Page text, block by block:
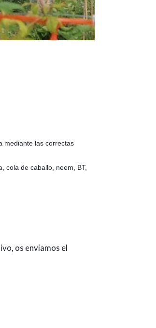
mediante las correctas
cola de caballo, neem, BT,
os enviamos el